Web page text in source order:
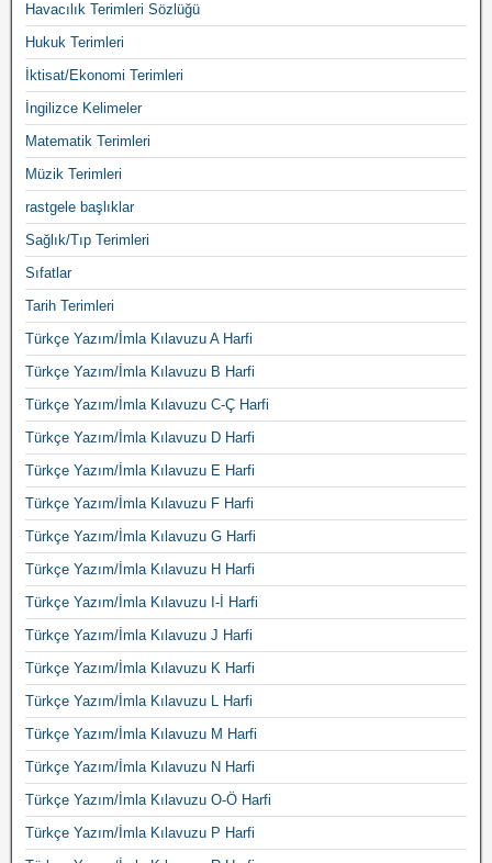
Havacılık Terimleri Sözlüğü
Hukuk Terimleri
İktisat/Ekonomi Terimleri
İngilizce Kelimeler
Matematik Terimleri
Müzik Terimleri
rastgele başlıklar
Sağlık/Tıp Terimleri
Sıfatlar
Tarih Terimleri
Türkçe Yazım/İmla Kılavuzu A Harfi
Türkçe Yazım/İmla Kılavuzu B Harfi
Türkçe Yazım/İmla Kılavuzu C-Ç Harfi
Türkçe Yazım/İmla Kılavuzu D Harfi
Türkçe Yazım/İmla Kılavuzu E Harfi
Türkçe Yazım/İmla Kılavuzu F Harfi
Türkçe Yazım/İmla Kılavuzu G Harfi
Türkçe Yazım/İmla Kılavuzu H Harfi
Türkçe Yazım/İmla Kılavuzu I-İ Harfi
Türkçe Yazım/İmla Kılavuzu J Harfi
Türkçe Yazım/İmla Kılavuzu K Harfi
Türkçe Yazım/İmla Kılavuzu L Harfi
Türkçe Yazım/İmla Kılavuzu M Harfi
Türkçe Yazım/İmla Kılavuzu N Harfi
Türkçe Yazım/İmla Kılavuzu O-Ö Harfi
Türkçe Yazım/İmla Kılavuzu P Harfi